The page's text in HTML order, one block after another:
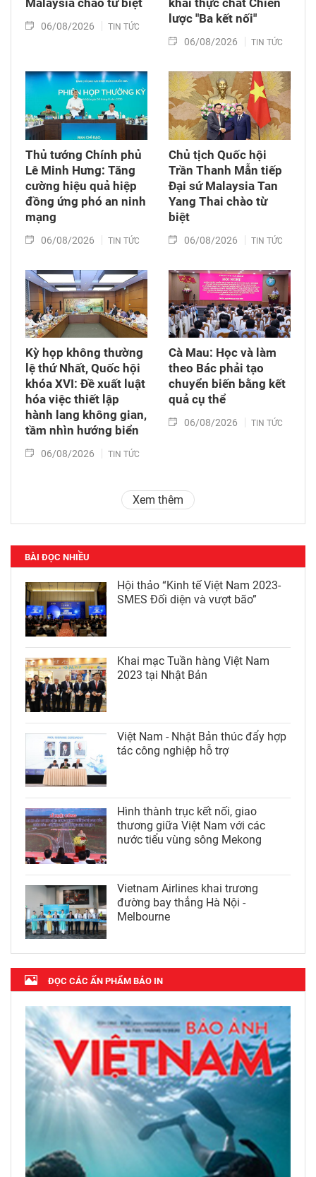
06/08/2026 TIN TỨC
lược "Ba kết nối"
06/08/2026 TIN TỨC
Thủ tướng Chính phủ
Lê Minh Hưng: Tăng
cường hiệu quả hiệp
đồng ứng phó an ninh
mạng
06/08/2026 TIN TỨC
Chủ tịch Quốc hội
Trần Thanh Mẫn tiếp
Đại sứ Malaysia Tan
Yang Thai chào từ
biệt
06/08/2026 TIN TỨC
Kỳ họp không thường
lệ thứ Nhất, Quốc hội
khóa XVI: Đề xuất luật
hóa việc thiết lập
hành lang không gian,
tầm nhìn hướng biển
06/08/2026 TIN TỨC
Cà Mau: Học và làm
theo Bác phải tạo
chuyển biến bằng kết
quả cụ thể
06/08/2026 TIN TỨC
Xem thêm
BÀI ĐỌC NHIỀU
Hội thảo “Kinh tế Việt Nam 2023-
SMES Đối diện và vượt bão”
Khai mạc Tuần hàng Việt Nam
2023 tại Nhật Bản
Việt Nam - Nhật Bản thúc đẩy hợp
tác công nghiệp hỗ trợ
Hình thành trục kết nối, giao
thương giữa Việt Nam với các
nước tiểu vùng sông Mekong
Vietnam Airlines khai trương
đường bay thẳng Hà Nội -
Melbourne
ĐỌC CÁC ẤN PHẨM BÁO IN